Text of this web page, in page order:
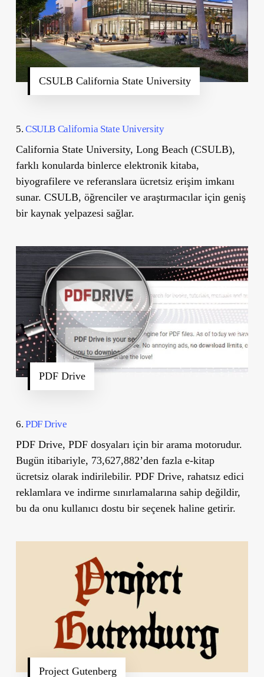
CSULB California State University
5. CSULB California State University
California State University, Long Beach (CSULB),
farklı konularda binlerce elektronik kitaba,
biyografilere ve referanslara ücretsiz erişim imkanı
sunar. CSULB, öğrenciler ve araştırmacılar için geniş
bir kaynak yelpazesi sağlar.
PDF Drive
6. PDF Drive
PDF Drive, PDF dosyaları için bir arama motorudur.
Bugün itibariyle, 73,627,882’den fazla e-kitap
ücretsiz olarak indirilebilir. PDF Drive, rahatsız edici
reklamlara ve indirme sınırlamalarına sahip değildir,
bu da onu kullanıcı dostu bir seçenek haline getirir.
Project Gutenberg